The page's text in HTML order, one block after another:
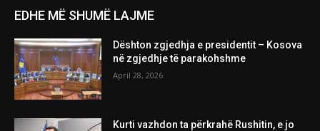
EDHE MË SHUMË LAJME
Dështon zgjedhja e presidentit – Kosova
në zgjedhje të parakohshme
April 28, 2026
Kurti vazhdon ta përkrahë Rushitin, e jo